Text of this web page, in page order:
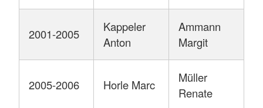
2001-2005
Kappeler
Anton
Ammann
Margit
2005-2006 Horle Marc
Müller
Renate